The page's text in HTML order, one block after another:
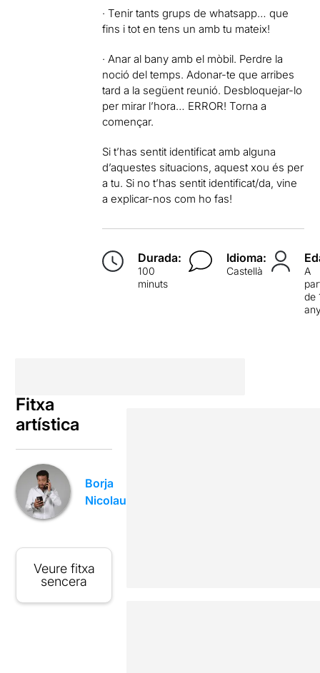
· Tenir tants grups de whatsapp… que
fins i tot en tens un amb tu mateix!
· Anar al bany amb el mòbil. Perdre la
noció del temps. Adonar-te que arribes
tard a la següent reunió. Desbloquejar-lo
per mirar l’hora… ERROR! Torna a
començar.
Si t’has sentit identificat amb alguna
d’aquestes situacions, aquest xou és per
a tu. Si no t’has sentit identificat/da, vine
a explicar-nos com ho fas!
Durada:
100
minuts
Idioma:
Castellà
A
de
Fitxa
artística
Borja
Nicolau
Veure fitxa
sencera